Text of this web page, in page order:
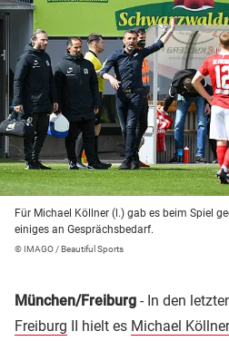
Für Michael Köllner (l.) gab es beim Spiel
einiges an Gesprächsbedarf.
© IMAGO / Beautiful Sports
München/Freiburg - In den
Freiburg II hielt es Michael Köllner